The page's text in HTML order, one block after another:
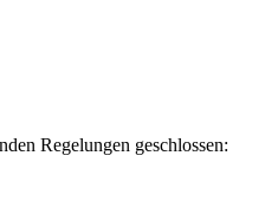
Regelungen geschlossen: